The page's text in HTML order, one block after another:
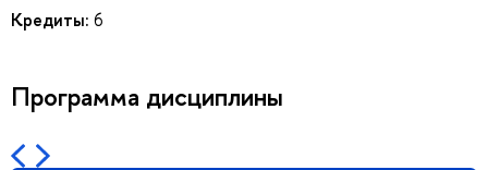
Кредиты: 6
Программа дисциплины